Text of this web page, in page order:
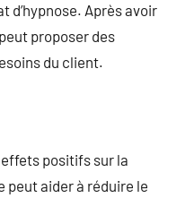
d’hypnose. Après avoir
proposer des
du client.
effets positifs sur la
peut aider à réduire le